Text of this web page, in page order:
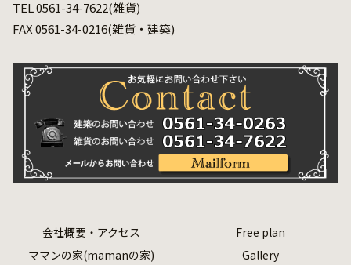
TEL 0561-34-7622(雑貨)
FAX 0561-34-0216(雑貨・建築)
会社概要・アクセス
Free plan
ママンの家(mamanの家)
Gallery